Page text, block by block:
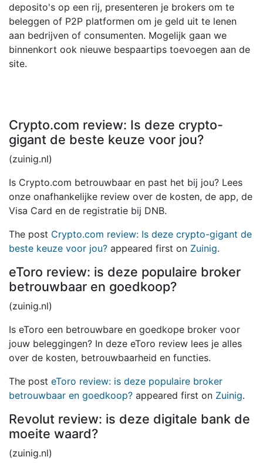
deposito's op een rij, presenteren je brokers om te
beleggen of P2P platformen om je geld uit te lenen
aan bedrijven of consumenten. Mogelijk gaan we
binnenkort ook nieuwe bespaartips toevoegen aan de
site.
Crypto.com review: Is deze crypto-
gigant de beste keuze voor jou?
(zuinig.nl)
Is Crypto.com betrouwbaar en past het bij jou? Lees
onze onafhankelijke review over de kosten, de app, de
Visa Card en de registratie bij DNB.
The post Crypto.com review: Is deze crypto-gigant de
beste keuze voor jou? appeared first on Zuinig.
eToro review: is deze populaire broker
betrouwbaar en goedkoop?
(zuinig.nl)
Is eToro een betrouwbare en goedkope broker voor
jouw beleggingen? In deze eToro review lees je alles
over de kosten, betrouwbaarheid en functies.
The post eToro review: is deze populaire broker
betrouwbaar en goedkoop? appeared first on Zuinig.
Revolut review: is deze digitale bank de
moeite waard?
(zuinig.nl)